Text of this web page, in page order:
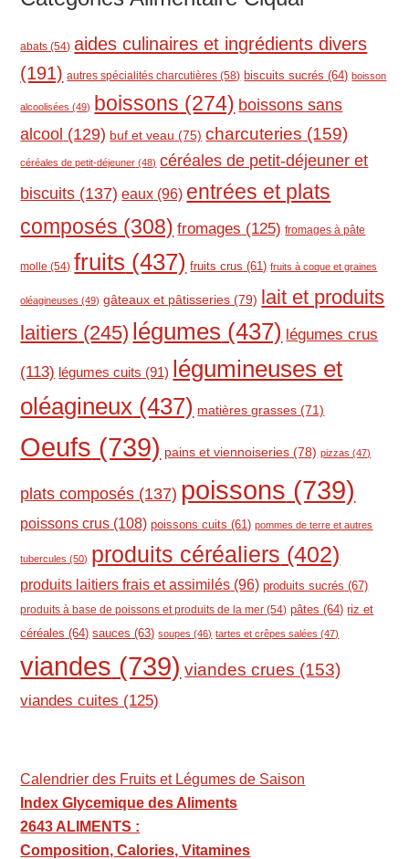
abats (54) aides culinaires et ingrédients divers
(191) autres spécialités charcutières (58) biscuits sucrés (64) boisson
alcoolisées (49) boissons (274) boissons sans
alcool (129) buf et veau (75) charcuteries (159)
céréales de petit-déjeuner (48) céréales de petit-déjeuner et
biscuits (137) eaux (96) entrées et plats
composés (308) fromages (125) fromages à pâte
molle (54) fruits (437) fruits crus (61) fruits à coque et graines
oléagineuses (49) gâteaux et pâtisseries (79) lait et produits
laitiers (245) légumes (437) légumes crus
(113) légumes cuits (91)
légumineuses et
oléagineux (437) matières grasses (71)
Oeufs (739) pains et viennoiseries (78) pizzas (47)
plats composés (137) poissons (739)
poissons crus (108) poissons cuits (61) pommes de terre et autres
tubercules (50) produits céréaliers (402)
produits laitiers frais et assimilés (96) produits sucrés (67)
produits à base de poissons et produits de la mer (54) pâtes (64) riz et
céréales (64) sauces (63) soupes (46) tartes et crêpes salées (47)
viandes (739) viandes crues (153)
viandes cuites (125)
Calendrier des Fruits et Légumes de Saison
Index Glycemique des Aliments
2643 ALIMENTS :
Composition, Calories, Vitamines